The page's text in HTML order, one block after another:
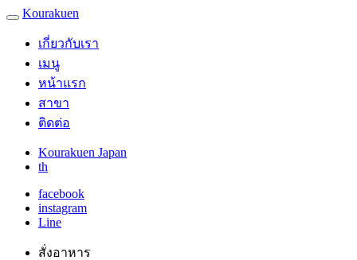
Kourakuen
เกี่ยวกับเรา
เมนู
หน้าแรก
สาขา
ติดต่อ
Kourakuen Japan
th
facebook
instagram
Line
สั่งอาหาร